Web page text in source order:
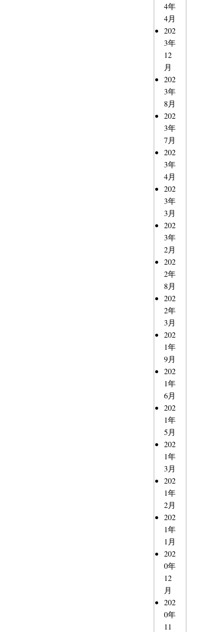
4年
4月
202
3年
12
月
202
3年
8月
202
3年
7月
202
3年
4月
202
3年
3月
202
3年
2月
202
2年
8月
202
2年
3月
202
1年
9月
202
1年
6月
202
1年
5月
202
1年
3月
202
1年
2月
202
1年
1月
202
0年
12
月
202
0年
11